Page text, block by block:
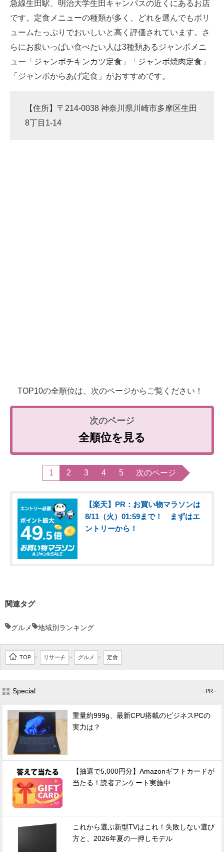
急線生田駅、明治大学生田キャンパスの近くにあるお店
です。定食メニューの種類が多く、どれを選んでもボリ
ュームたっぷりでおいしいと高く評価されています。さ
らにお腹いっぱい食べたい人は3種類あるジャンボメニ
ュー「ジャンボチキンカツ定食」「ジャンボ焼肉定食」
「ジャンボからあげ定食」がおすすめです。
【住所】〒214-0038 神奈川県川崎市多摩区生田
8丁目1-14
TOP10の全順位は、次のページからご覧ください！
全順位を見る
1 2 3 4 5 次のページ
【楽天】PR：お買い物マラソンは
8/11（火）01:59まで！ まずはエ
ントリーから！
関連タグ
グルメ 地域別ランキング
TOP > リサーチ > グルメ > 定食
Special - PR -
重量約999g、最新CPU搭載のビジネスPCの
実力は？
【抽選で5,000円分】Amazonギフトカードが
当たる！読者アンケート実施中
これから選ぶ新型TVはこれ！失敗しない選び
方と、2026年夏の一押しモデル